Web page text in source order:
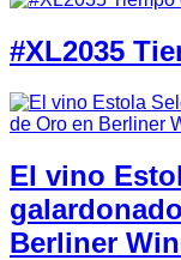
#XL2035
El vino
Berliner